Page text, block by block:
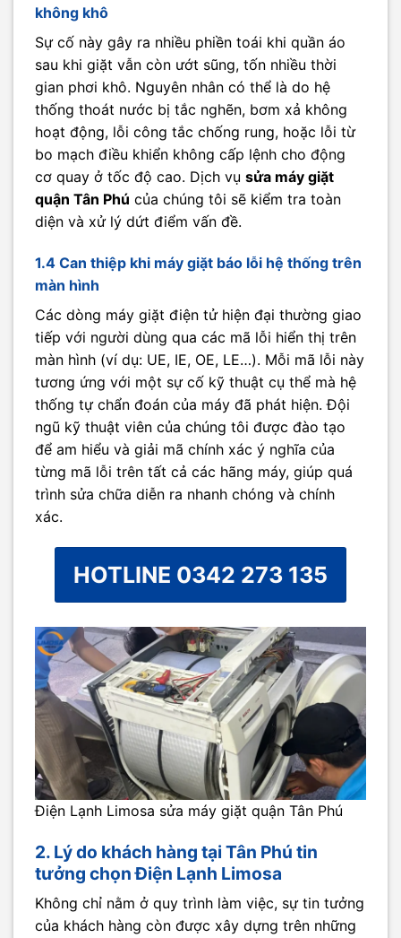
không khô
Sự cố này gây ra nhiều phiền toái khi quần áo
sau khi giặt vẫn còn ướt sũng, tốn nhiều thời
gian phơi khô. Nguyên nhân có thể là do hệ
thống thoát nước bị tắc nghẽn, bơm xả không
hoạt động, lỗi công tắc chống rung, hoặc lỗi từ
bo mạch điều khiển không cấp lệnh cho động
cơ quay ở tốc độ cao. Dịch vụ sửa máy giặt
quận Tân Phú của chúng tôi sẽ kiểm tra toàn
diện và xử lý dứt điểm vấn đề.
1.4 Can thiệp khi máy giặt báo lỗi hệ thống trên
màn hình
Các dòng máy giặt điện tử hiện đại thường giao
tiếp với người dùng qua các mã lỗi hiển thị trên
màn hình (ví dụ: UE, IE, OE, LE…). Mỗi mã lỗi này
tương ứng với một sự cố kỹ thuật cụ thể mà hệ
thống tự chẩn đoán của máy đã phát hiện. Đội
ngũ kỹ thuật viên của chúng tôi được đào tạo
để am hiểu và giải mã chính xác ý nghĩa của
từng mã lỗi trên tất cả các hãng máy, giúp quá
trình sửa chữa diễn ra nhanh chóng và chính
xác.
HOTLINE 0342 273 135
Điện Lạnh Limosa sửa máy giặt quận Tân Phú
2. Lý do khách hàng tại Tân Phú tin
tưởng chọn Điện Lạnh Limosa
Không chỉ nằm ở quy trình làm việc, sự tin tưởng
của khách hàng còn được xây dựng trên những